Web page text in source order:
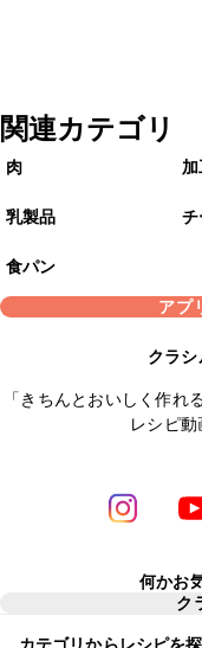
関連カテゴリ
肉
乳製品
食パン
アプ
クラ
「きちんとおいしく作れ
レシピ動
何かお
ク
カテゴリからレシピを